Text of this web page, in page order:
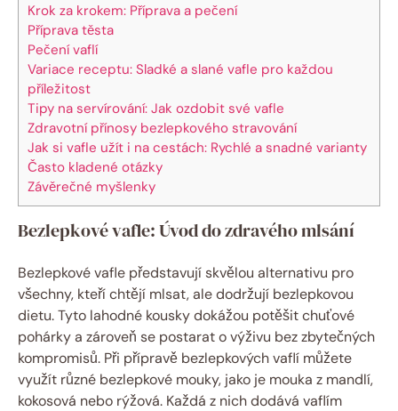
Krok za krokem: Příprava a pečení
Příprava těsta
Pečení vaflí
Variace receptu: Sladké a slané vafle pro každou
příležitost
Tipy na servírování: Jak ozdobit své vafle
Zdravotní přínosy bezlepkového stravování
Jak si vafle užít i na cestách: Rychlé a snadné varianty
Často kladené otázky
Závěrečné myšlenky
Bezlepkové vafle: Úvod do zdravého mlsání
Bezlepkové vafle představují skvělou alternativu pro
všechny, kteří chtějí mlsat, ale dodržují bezlepkovou
dietu. Tyto lahodné kousky dokážou potěšit chuťové
pohárky a zároveň se postarat o výživu bez zbytečných
kompromisů. Při přípravě bezlepkových vaflí můžete
využít různé bezlepkové mouky, jako je mouka z mandlí,
kokosová nebo rýžová. Každá z nich dodává vaflím